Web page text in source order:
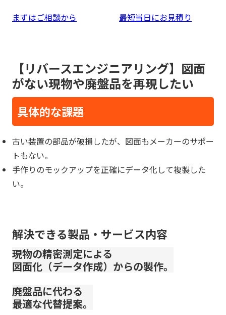
まずはご相談から 最短当日にお見積り
【リバースエンジニアリング】図面
がない現物や廃盤品を再現したい
具体的な課題
古い装置の部品が破損したが、図面もメーカーのサポー
トもない。
手作りのモックアップを正確にデータ化して複製した
い。
解決できる製品・サービス内容
現物の精密測定による
図面化（データ作成）からの製作。
廃盤品に代わる
最適な代替提案。